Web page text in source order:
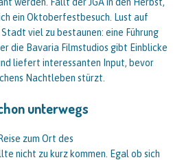
ein Oktoberfestbesuch. Lust auf
viel zu bestaunen: eine Führung
die Bavaria Filmstudios gibt Einblicke
liefert interessanten Input, bevor
Nachtleben stürzt.
unterwegs
zum Ort des
nicht zu kurz kommen. Egal ob sich